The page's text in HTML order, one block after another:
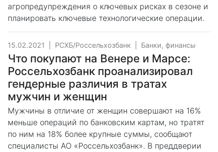
агропредупреждения о ключевых рисках в сезоне и
планировать ключевые технологические операции.
15.02.2021 РСХБ/Россельхозбанк Банки, финансы
Что покупают на Венере и Марсе:
Россельхозбанк проанализировал
гендерные различия в тратах
мужчин и женщин
Мужчины в отличие от женщин совершают на 16%
меньше операций по банковским картам, но тратят
по ним на 18% более крупные суммы, сообщают
специалисты АО «Россельхозбанк». В преддверии